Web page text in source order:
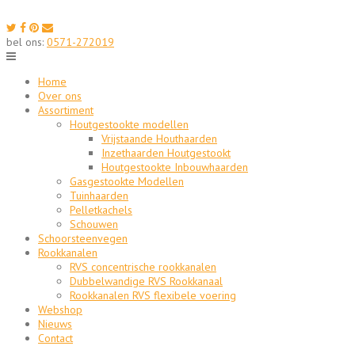
to
content
bel ons: 0571-272019
Home
Over ons
Assortiment
Houtgestookte modellen
Vrijstaande Houthaarden
Inzethaarden Houtgestookt
Houtgestookte Inbouwhaarden
Gasgestookte Modellen
Tuinhaarden
Pelletkachels
Schouwen
Schoorsteenvegen
Rookkanalen
RVS concentrische rookkanalen
Dubbelwandige RVS Rookkanaal
Rookkanalen RVS flexibele voering
Webshop
Nieuws
Contact